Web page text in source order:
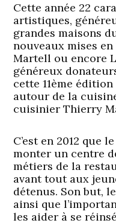
Cette année 22
artistiques,
grandes maisons
nouveaux mises en
Martell ou encore
généreux
cette 11ème
autour de la
cuisinier Thierry
C’est en 2012 que
monter un centre
métiers de la
avant tout aux
détenus. Son but,
ainsi que
les aider à se